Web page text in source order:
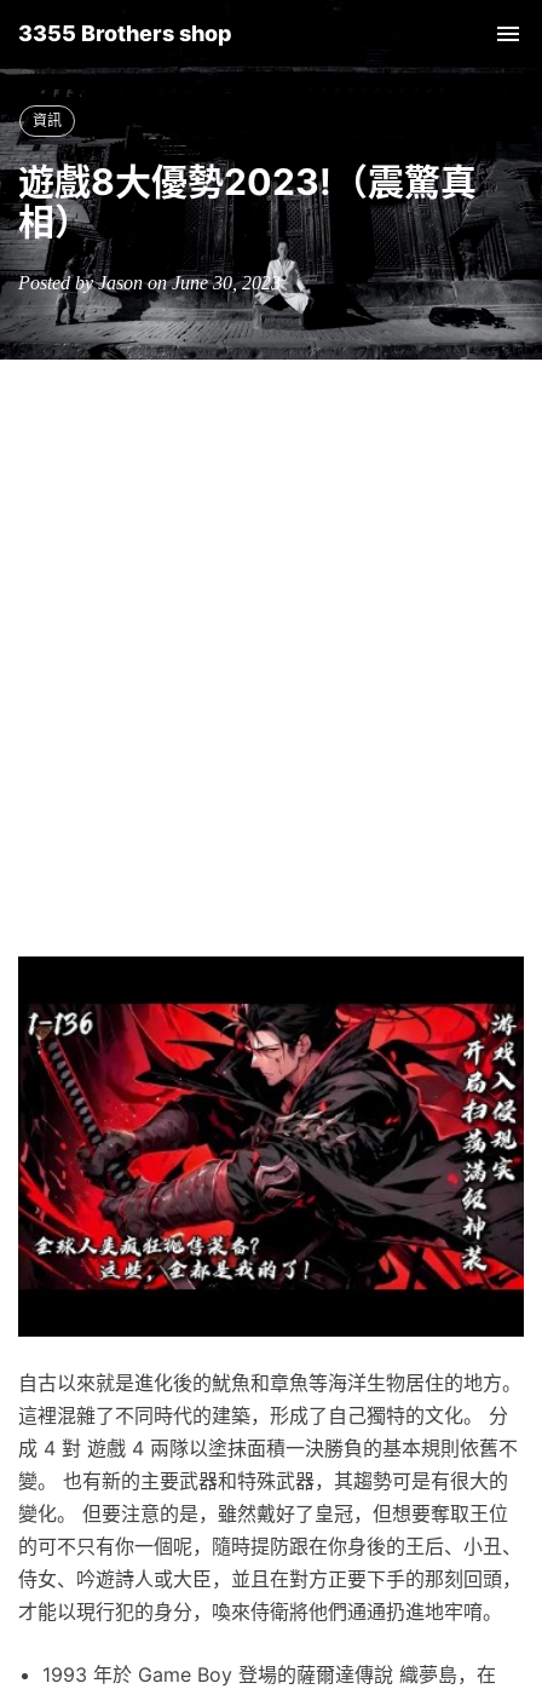
3355 Brothers shop
資訊
遊戲8大優勢2023!（震驚真
相）
Posted by Jason on June 30, 2023
自古以來就是進化後的魷魚和章魚等海洋生物居住的地方。
這裡混雜了不同時代的建築，形成了自己獨特的文化。 分
成 4 對 遊戲 4 兩隊以塗抹面積一決勝負的基本規則依舊不
變。 也有新的主要武器和特殊武器，其趨勢可是有很大的
變化。 但要注意的是，雖然戴好了皇冠，但想要奪取王位
的可不只有你一個呢，隨時提防跟在你身後的王后、小丑、
侍女、吟遊詩人或大臣，並且在對方正要下手的那刻回頭，
才能以現行犯的身分，喚來侍衛將他們通通扔進地牢唷。
1993 年於 Game Boy 登場的薩爾達傳說 織夢島，在